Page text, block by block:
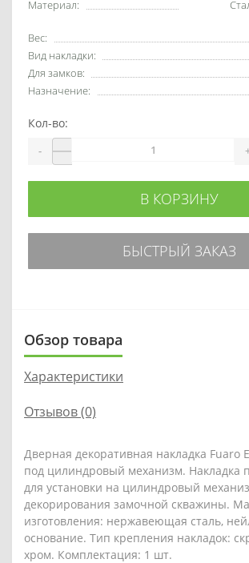
Материал:
Вес:
Вид накладки:
Для замков:
Назначение:
Кол-во:
-
В КОРЗИНУ
БЫСТРЫЙ ЗАКАЗ
Обзор товара
Характеристики
Отзывов (0)
Дверная декоративная накладка Fuaro
под цилиндровый механизм. Накладка
для установки на цилиндровый
декорирования замочной скважины.
изготовления: нержавеющая сталь,
основание. Тип крепления накладок:
хром. Комплектация: 1 шт.